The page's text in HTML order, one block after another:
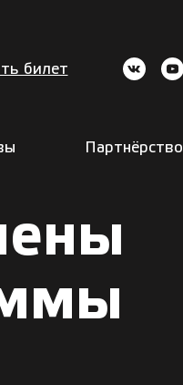
билет
Партнёрство